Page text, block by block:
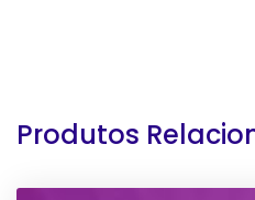
Produtos